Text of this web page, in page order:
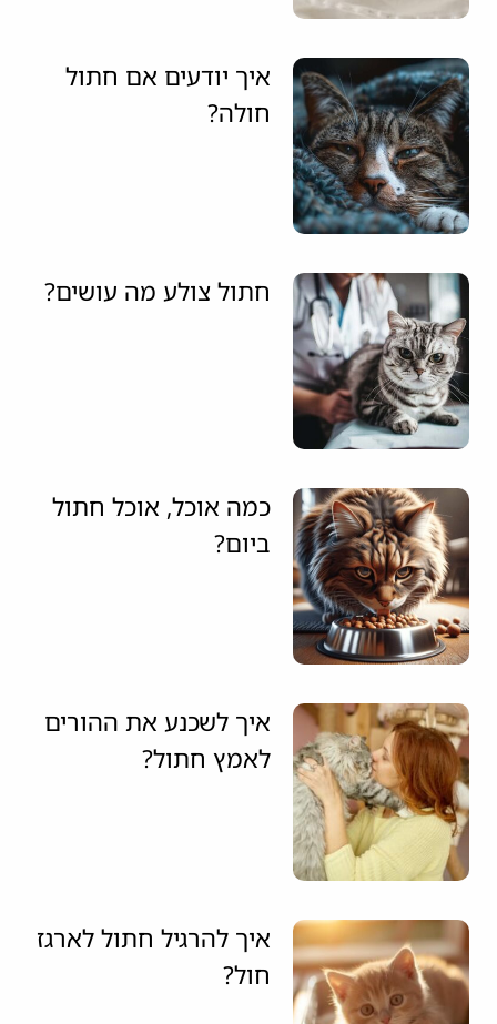
איך יודעים אם חתול
חולה?
חתול צולע מה עושים?
כמה אוכל, אוכל חתול
ביום?
איך לשכנע את ההורים
לאמץ חתול?
איך להרגיל חתול לארגז
חול?